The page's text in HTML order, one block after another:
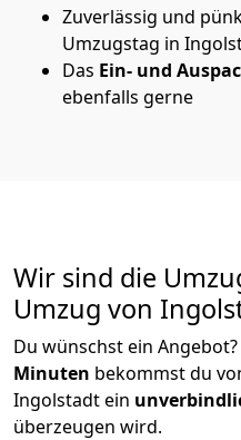
Zuverlässig und
Umzugstag in
Das Ein- und
ebenfalls gerne
Wir sind die
Umzug von
Du wünschst ein
Minuten bekommst du
Ingolstadt ein
überzeugen wird.